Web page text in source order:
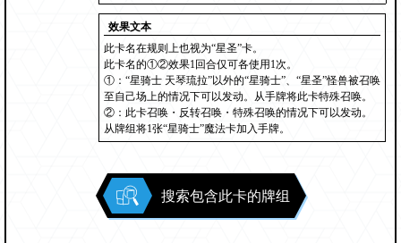
效果文本
此卡名在规则上也视为“星圣”卡。
此卡名的①②效果1回合仅可各使用1次。
①：“星骑士 天琴琉拉”以外的“星骑士”、“星圣”怪兽被召唤
至自己场上的情况下可以发动。从手牌将此卡特殊召唤。
②：此卡召唤・反转召唤・特殊召唤的情况下可以发动。
从牌组将1张“星骑士”魔法卡加入手牌。
搜索包含此卡的牌组